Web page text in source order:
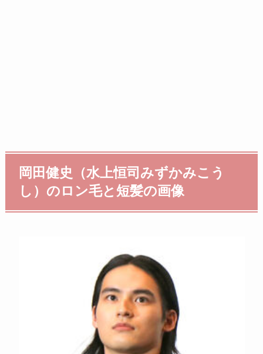
岡田健史（水上恒司みずかみこう
し）のロン毛と短髪の画像